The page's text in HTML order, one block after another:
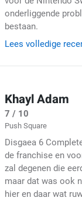
onderliggende
bestaan.
Lees volledige
Khayl Adam
7 / 10
Push Square
Disgaea 6
de franchise en
zal degenen die
maar dat was ook
hier en daar wat